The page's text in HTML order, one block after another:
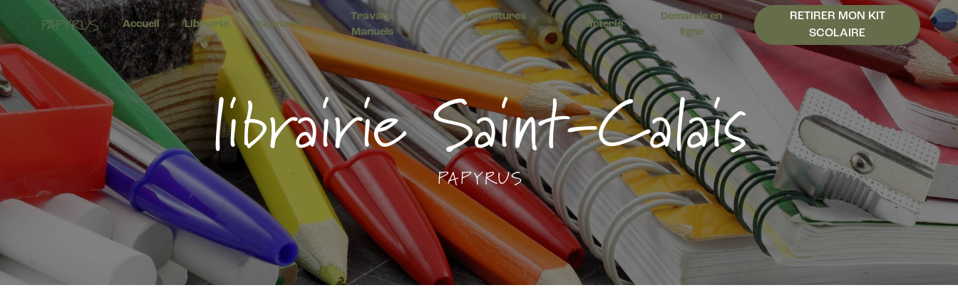
PAPYRUS Accueil Librairie Papeterie
Travaux
Manuels
Fournitures
scolaires
Carterie
Demande en
ligne
RETIRER MON KIT
SCOLAIRE
librairie Saint-Calais
PAPYRUS
Panneau de gestion des cookies